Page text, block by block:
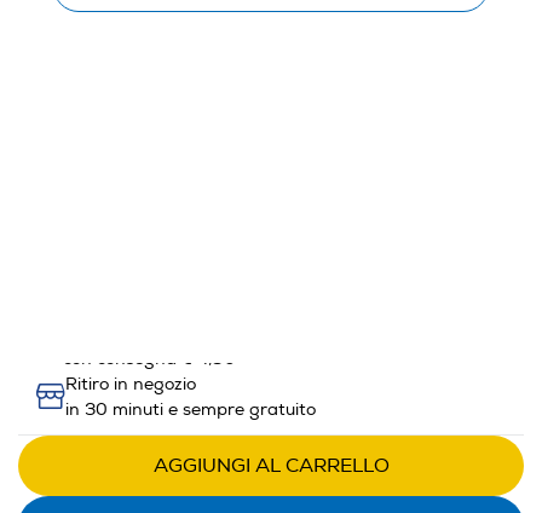
XTREME - BURIAN HEADSET PS5-NERO/BLU
con consegna € 4,90
Ritiro in negozio
in 30 minuti e sempre gratuito
AGGIUNGI AL CARRELLO